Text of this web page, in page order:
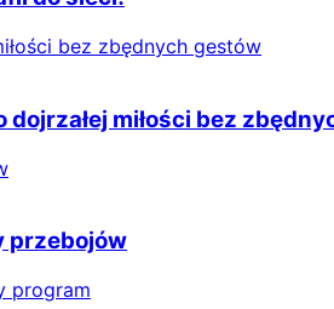
miłości bez
przebojów